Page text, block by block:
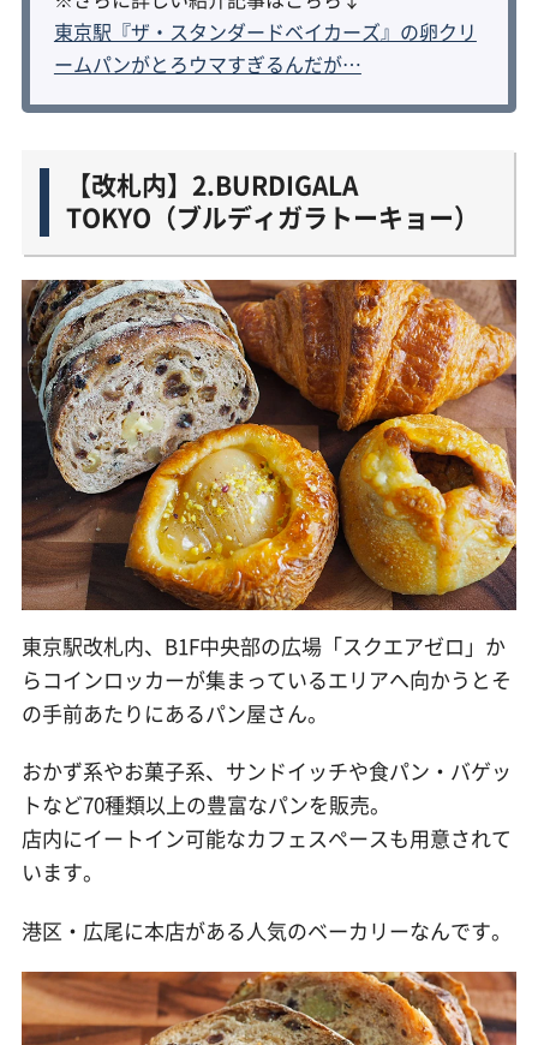
東京駅『ザ・スタンダードベイカーズ』の卵クリ
ームパンがとろウマすぎるんだが…
【改札内】2.BURDIGALA
TOKYO（ブルディガラトーキョー）
東京駅改札内、B1F中央部の広場「スクエアゼロ」か
らコインロッカーが集まっているエリアへ向かうとそ
の手前あたりにあるパン屋さん。
おかず系やお菓子系、サンドイッチや食パン・バゲッ
トなど70種類以上の豊富なパンを販売。
店内にイートイン可能なカフェスペースも用意されて
います。
港区・広尾に本店がある人気のベーカリーなんです。